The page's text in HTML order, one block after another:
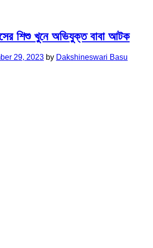
শিশু খুনে অভিযুক্ত বাবা আটক
29, 2023 by Dakshineswari Basu